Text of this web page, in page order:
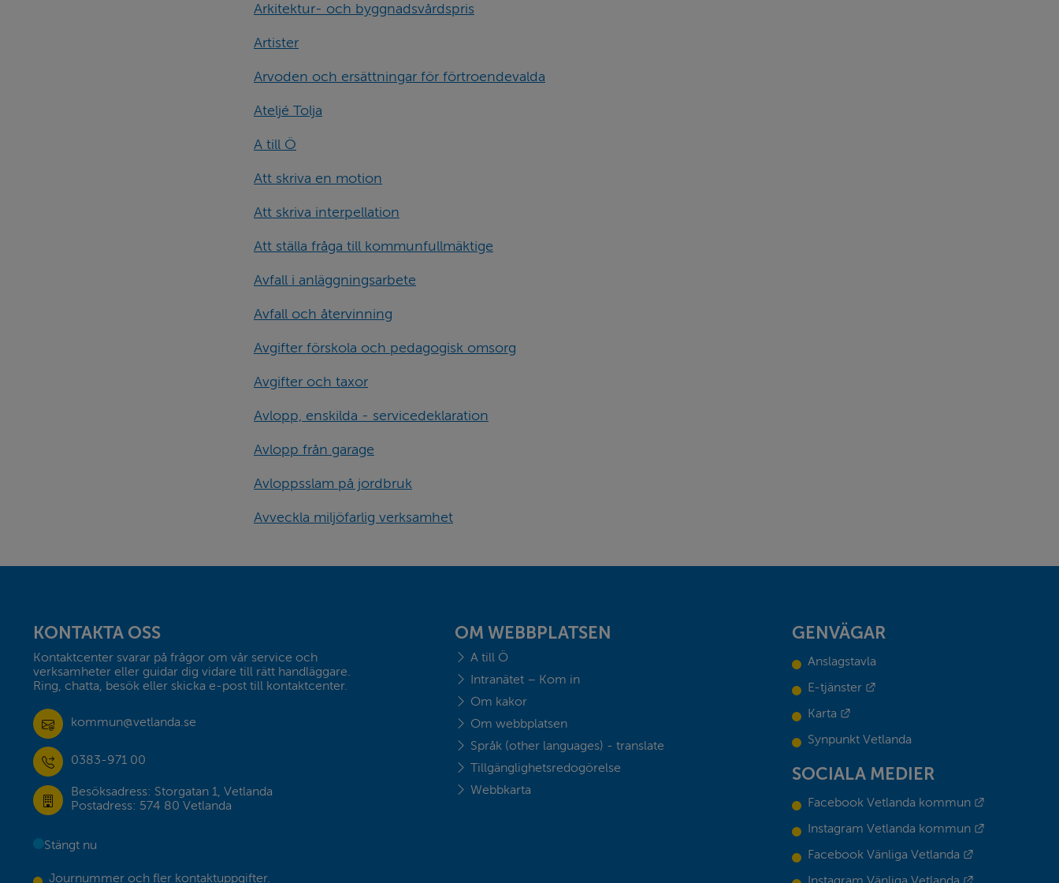
Arkitektur- och byggnadsvårdspris
Artister
Arvoden och ersättningar för förtroendevalda
Ateljé Tolja
A till Ö
Att skriva en motion
Att skriva interpellation
Att ställa fråga till kommunfullmäktige
Avfall i anläggningsarbete
Avfall och återvinning
Avgifter förskola och pedagogisk omsorg
Avgifter och taxor
Avlopp, enskilda - servicedeklaration
Avlopp från garage
Avloppsslam på jordbruk
Avveckla miljöfarlig verksamhet
KONTAKTA OSS
Kontaktcenter svarar på frågor om vår service och
verksamheter eller guidar dig vidare till rätt handläggare.
Ring, chatta, besök eller skicka e-post till kontaktcenter.
kommun@vetlanda.se
0383-971 00
Besöksadress: Storgatan 1, Vetlanda
Postadress: 574 80 Vetlanda
Stängt nu
Journummer och fler kontaktuppgifter.
OM WEBBPLATSEN
A till Ö
Intranätet – Kom in
Om kakor
Om webbplatsen
Språk (other languages) - translate
Tillgänglighetsredogörelse
Webbkarta
GENVÄGAR
Anslagstavla
E-tjänster
Länk till annan webbplats.
Karta
Länk till annan webbplats.
Synpunkt Vetlanda
SOCIALA MEDIER
Facebook Vetlanda kommun
Länk till
Instagram Vetlanda kommun
Länk till
Facebook Vänliga Vetlanda
Länk till annan
Länk till annan